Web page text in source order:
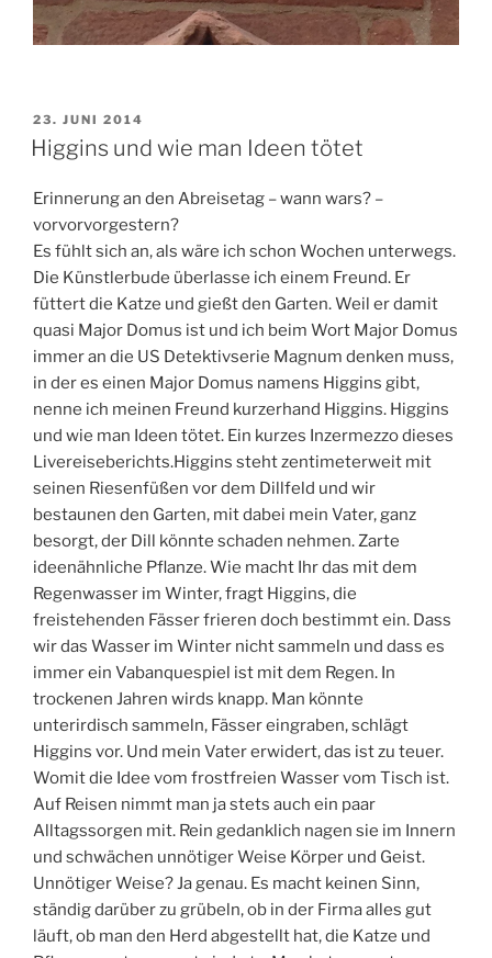
VERÖFFENTLICHT
AM
23. JUNI 2014
Higgins und wie man Ideen tötet
Erinnerung an den Abreisetag – wann wars? –
vorvorvorgestern?
Es fühlt sich an, als wäre ich schon Wochen unterwegs.
Die Künstlerbude überlasse ich einem Freund. Er
füttert die Katze und gießt den Garten. Weil er damit
quasi Major Domus ist und ich beim Wort Major Domus
immer an die US Detektivserie Magnum denken muss,
in der es einen Major Domus namens Higgins gibt,
nenne ich meinen Freund kurzerhand Higgins. Higgins
und wie man Ideen tötet. Ein kurzes Inzermezzo dieses
Livereiseberichts.Higgins steht zentimeterweit mit
seinen Riesenfüßen vor dem Dillfeld und wir
bestaunen den Garten, mit dabei mein Vater, ganz
besorgt, der Dill könnte schaden nehmen. Zarte
ideenähnliche Pflanze. Wie macht Ihr das mit dem
Regenwasser im Winter, fragt Higgins, die
freistehenden Fässer frieren doch bestimmt ein. Dass
wir das Wasser im Winter nicht sammeln und dass es
immer ein Vabanquespiel ist mit dem Regen. In
trockenen Jahren wirds knapp. Man könnte
unterirdisch sammeln, Fässer eingraben, schlägt
Higgins vor. Und mein Vater erwidert, das ist zu teuer.
Womit die Idee vom frostfreien Wasser vom Tisch ist.
Auf Reisen nimmt man ja stets auch ein paar
Alltagssorgen mit. Rein gedanklich nagen sie im Innern
und schwächen unnötiger Weise Körper und Geist.
Unnötiger Weise? Ja genau. Es macht keinen Sinn,
ständig darüber zu grübeln, ob in der Firma alles gut
läuft, ob man den Herd abgestellt hat, die Katze und